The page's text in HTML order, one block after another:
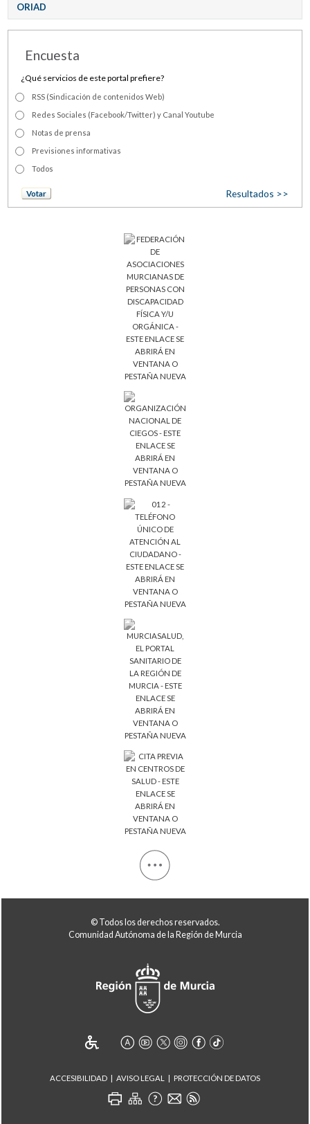
ORIAD
Encuesta
¿Qué servicios de este portal prefiere?
RSS (Sindicación de contenidos Web)
Redes Sociales (Facebook/Twitter) y Canal Youtube
Notas de prensa
Previsiones informativas
Todos
Resultados >>
© Todos los derechos reservados.
Comunidad Autónoma de la Región de Murcia
ACCESIBILIDAD AVISO LEGAL PROTECCIÓN DE DATOS